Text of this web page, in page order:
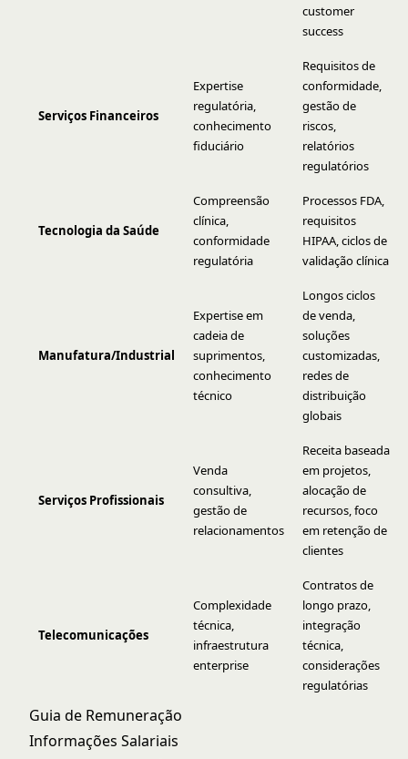
customer
success
Serviços Financeiros
Expertise
regulatória,
conhecimento
fiduciário
Requisitos de
conformidade,
gestão de
riscos,
relatórios
regulatórios
Tecnologia da Saúde
Compreensão
clínica,
conformidade
regulatória
Processos FDA,
requisitos
HIPAA, ciclos de
validação clínica
Manufatura/Industrial
Expertise em
cadeia de
suprimentos,
conhecimento
técnico
Longos ciclos
de venda,
soluções
customizadas,
redes de
distribuição
globais
Serviços Profissionais
Venda
consultiva,
gestão de
relacionamentos
Receita baseada
em projetos,
alocação de
recursos, foco
em retenção de
clientes
Telecomunicações
Complexidade
técnica,
infraestrutura
enterprise
Contratos de
longo prazo,
integração
técnica,
considerações
regulatórias
Guia de Remuneração
Informações Salariais